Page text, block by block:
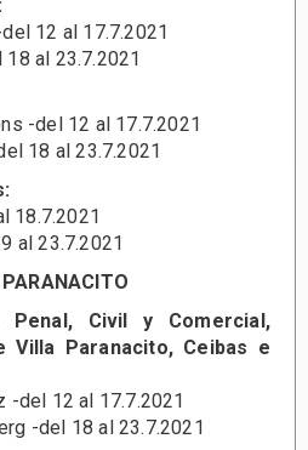
12 al 17.7.2021
al 23.7.2021
-del 12 al 17.7.2021
18 al 23.7.2021
18.7.2021
al 23.7.2021
Civil y Comercial,
Villa Paranacito, Ceibas e
-del 12 al 17.7.2021
-del 18 al 23.7.2021